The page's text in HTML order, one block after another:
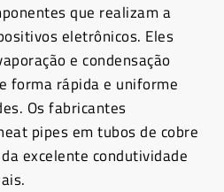
que realizam a
eletrônicos. Eles
e condensação
forma rápida e uniforme
Os fabricantes
pipes em tubos de cobre
excelente condutividade